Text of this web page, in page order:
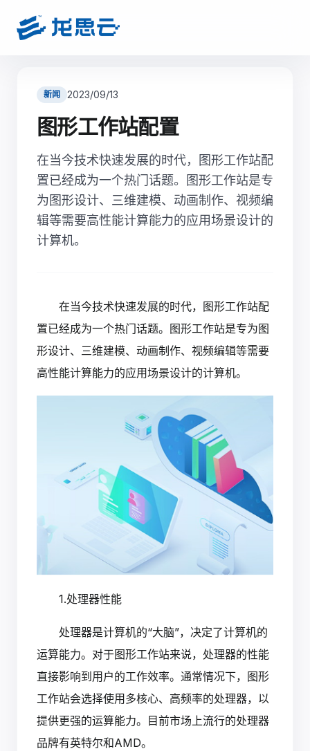
新闻 2023/09/13
图形工作站配置
在当今技术快速发展的时代，图形工作站配
置已经成为一个热门话题。图形工作站是专
为图形设计、三维建模、动画制作、视频编
辑等需要高性能计算能力的应用场景设计的
计算机。
在当今技术快速发展的时代，图形工作站配
置已经成为一个热门话题。图形工作站是专为图
形设计、三维建模、动画制作、视频编辑等需要
高性能计算能力的应用场景设计的计算机。
1.处理器性能
处理器是计算机的“大脑”，决定了计算机的
运算能力。对于图形工作站来说，处理器的性能
直接影响到用户的工作效率。通常情况下，图形
工作站会选择使用多核心、高频率的处理器，以
提供更强的运算能力。目前市场上流行的处理器
品牌有英特尔和AMD。